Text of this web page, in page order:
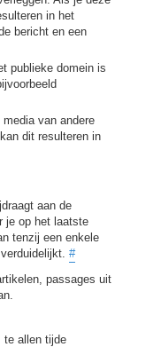
in het
bericht en een
publieke domein is
van andere
dit resulteren in
aan de
je op het laatste
tenzij een enkele
#
passages uit
te allen tijde